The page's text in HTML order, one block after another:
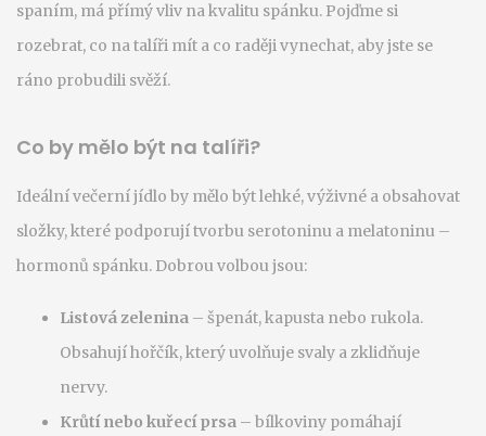
spaním, má přímý vliv na kvalitu spánku. Pojďme si
rozebrat, co na talíři mít a co raději vynechat, aby jste se
ráno probudili svěží.
Co by mělo být na talíři?
Ideální večerní jídlo by mělo být lehké, výživné a obsahovat
složky, které podporují tvorbu serotoninu a melatoninu –
hormonů spánku. Dobrou volbou jsou:
Listová zelenina – špenát, kapusta nebo rukola.
Obsahují hořčík, který uvolňuje svaly a zklidňuje
nervy.
Krůtí nebo kuřecí prsa – bílkoviny pomáhají